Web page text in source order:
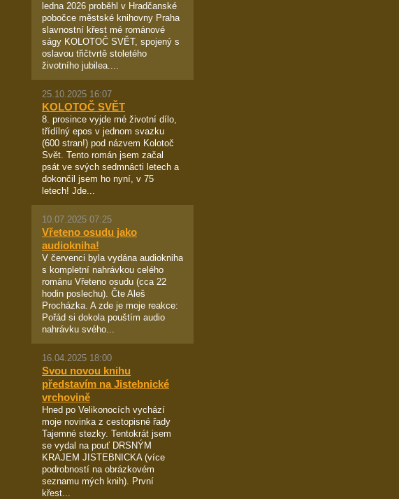
ledna 2026 proběhl v Hradčanské
pobočce městské knihovny Praha
slavnostní křest mé románové
ságy KOLOTOČ SVĚT, spojený s
oslavou třičtvrtě stoletého
životního jubilea....
25.10.2025 16:07
KOLOTOČ SVĚT
8. prosince vyjde mé životní dílo,
třídílný epos v jednom svazku
(600 stran!) pod názvem Kolotoč
Svět. Tento román jsem začal
psát ve svých sedmnácti letech a
dokončil jsem ho nyní, v 75
letech! Jde...
10.07.2025 07:25
Vřeteno osudu jako
audiokniha!
V červenci byla vydána audiokniha
s kompletní nahrávkou celého
románu Vřeteno osudu (cca 22
hodin poslechu). Čte Aleš
Procházka. A zde je moje reakce:
Pořád si dokola pouštím audio
nahrávku svého...
16.04.2025 18:00
Svou novou knihu
představím na Jistebnické
vrchovině
Hned po Velikonocích vychází
moje novinka z cestopisné řady
Tajemné stezky. Tentokrát jsem
se vydal na pouť DRSNÝM
KRAJEM JISTEBNICKA (více
podrobností na obrázkovém
seznamu mých knih). První
křest...